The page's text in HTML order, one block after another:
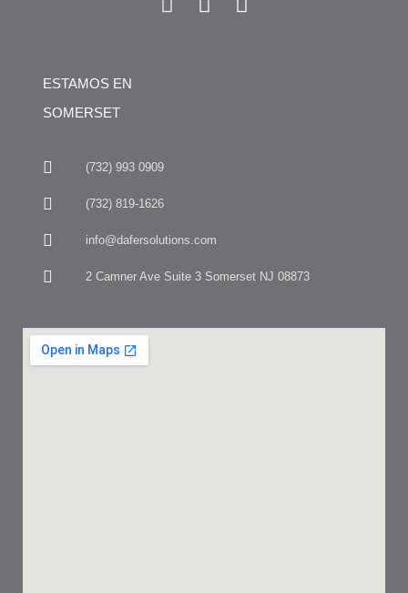
ESTAMOS EN
SOMERSET
(732) 993 0909
(732) 819-1626
info@dafersolutions.com
2 Camner Ave Suite 3 Somerset NJ 08873